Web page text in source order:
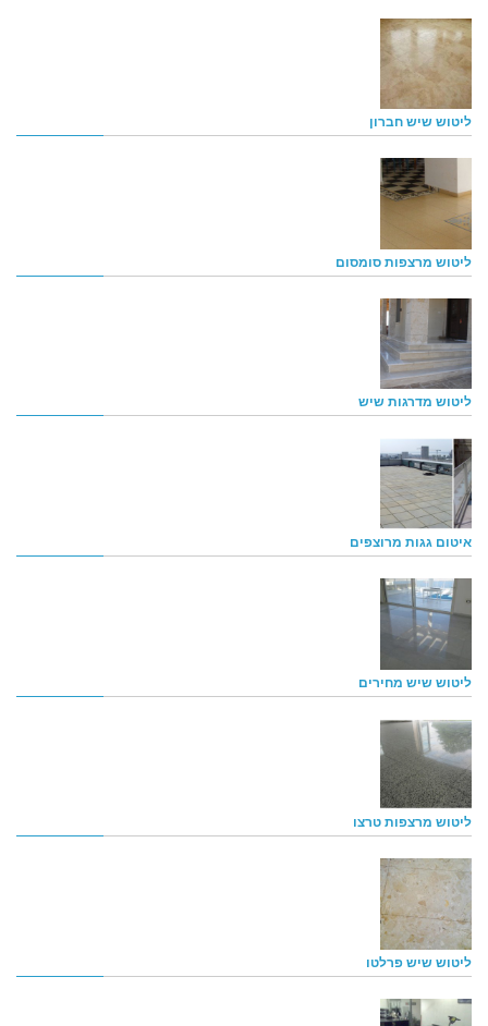
ליטוש שיש חברון
ליטוש מרצפות סומסום
ליטוש מדרגות שיש
איטום גגות מרוצפים
ליטוש שיש מחירים
ליטוש מרצפות טרצו
ליטוש שיש פרלטו